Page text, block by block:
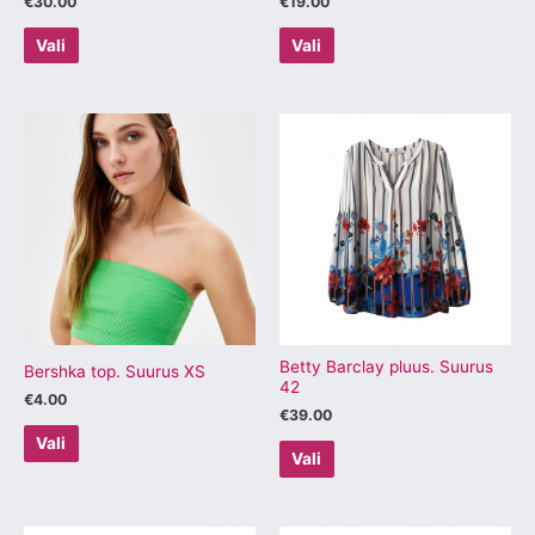
Vali Vali
Bershka top. Suurus XS
€4.00
Vali
Sellel
tootel
on
mitu
varianti.
Valikuid
saab
teha
tootelehel.
Betty Barclay pluus. Suurus
42
€39.00
Vali
tootel
on
mitu
varianti.
Valikuid
saab
tootelehel.